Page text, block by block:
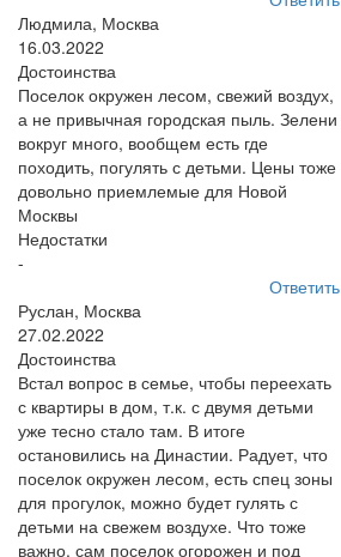
Людмила, Москва
16.03.2022
Достоинства
Поселок окружен лесом, свежий воздух,
а не привычная городская пыль. Зелени
вокруг много, вообщем есть где
походить, погулять с детьми. Цены тоже
довольно приемлемые для Новой
Москвы
Недостатки
-
Ответить
Руслан, Москва
27.02.2022
Достоинства
Встал вопрос в семье, чтобы переехать
с квартиры в дом, т.к. с двумя детьми
уже тесно стало там. В итоге
остановились на Династии. Радует, что
поселок окружен лесом, есть спец зоны
для прогулок, можно будет гулять с
детьми на свежем воздухе. Что тоже
важно, сам поселок огорожен и под